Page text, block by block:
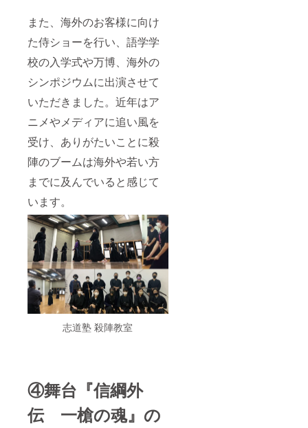
また、海外のお客様に向け
た侍ショーを行い、語学学
校の入学式や万博、海外の
シンポジウムに出演させて
いただきました。近年はア
ニメやメディアに追い風を
受け、ありがたいことに殺
陣のブームは海外や若い方
までに及んでいると感じて
います。
志道塾 殺陣教室
④舞台『信綱外
伝 一槍の魂』の